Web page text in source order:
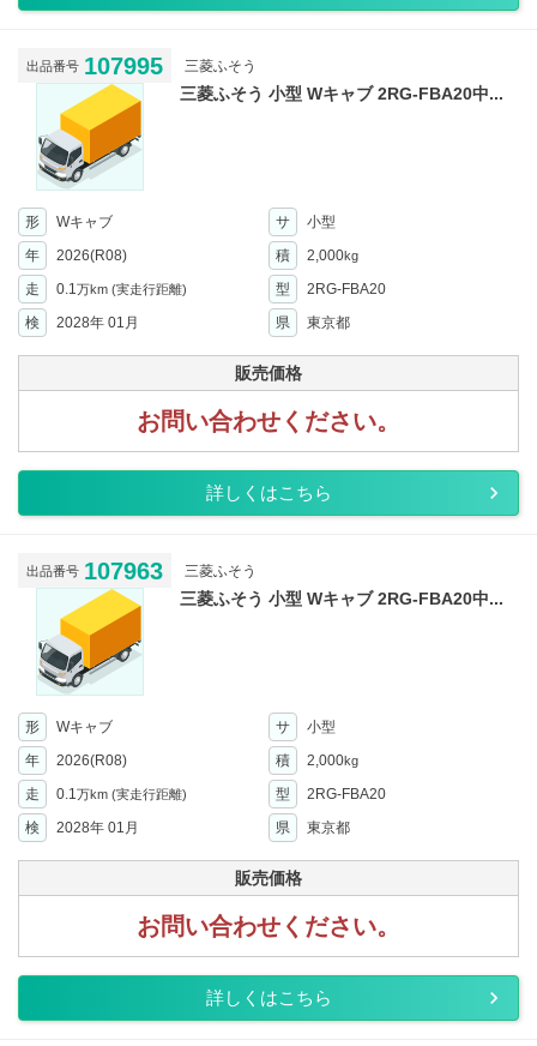
出品番号 107995 三菱ふそう
三菱ふそう 小型 Wキャブ 2RG-FBA20中...
形 Wキャブ サ
小型
年
2026(R08) 積 2,000kg
走 0.1万km (実走行距離) 型
2RG-FBA20
検
2028年 01月 県 東京都
販売価格
お問い合わせください。
詳しくはこちら
出品番号 107963 三菱ふそう
三菱ふそう 小型 Wキャブ 2RG-FBA20中...
形 Wキャブ サ
小型
年
2026(R08) 積 2,000kg
走 0.1万km (実走行距離) 型
2RG-FBA20
検
2028年 01月 県 東京都
販売価格
お問い合わせください。
詳しくはこちら